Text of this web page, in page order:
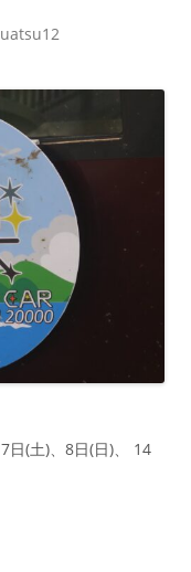
日(土)、8日(日)、 14